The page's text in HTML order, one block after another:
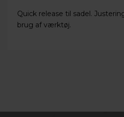
Quick release til sadel.
brug af værktøj.